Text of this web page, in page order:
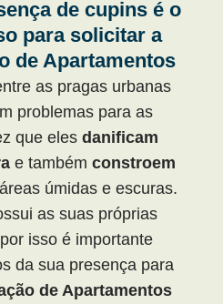
de cupins é o
para solicitar a
de Apartamentos
as pragas urbanas
problemas para as
que elesdanificam
e também constroem
úmidas e escuras.
as suas próprias
isso é importante
da sua presença para
de Apartamentos